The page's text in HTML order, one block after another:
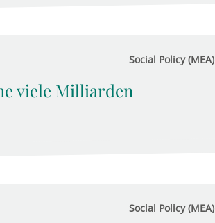
Social Policy (MEA)
viele Milliarden
Social Policy (MEA)